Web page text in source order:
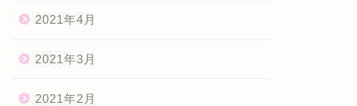
支出プール
2021年4月
2021年3月
2021年2月